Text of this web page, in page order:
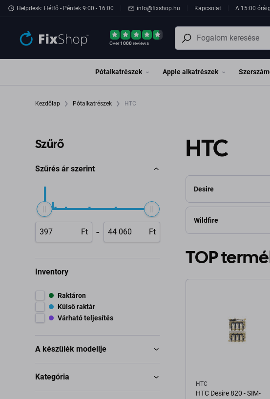
Ugrás az oldal fő részéhez
Helpdesk: Hétfő - Péntek 9:00 - 16:00 info@fixshop.hu Kapcsolat A 15:00
Over1000reviews
Pótalkatrészek Apple alkatrészek
Kezdőlap Pótalkatrészek HTC
Szűrő
Szűrés ár szerint
Ft - Ft
Inventory
Raktáron
Külső raktár
Várható teljesítés
A készülék modellje
Kategória
HTC
Desire
Wildfire
TOP
HTC
HTC Desire 820 - SIM-